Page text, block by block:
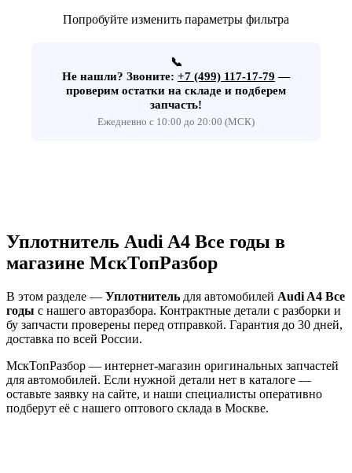
Попробуйте изменить параметры фильтра
📞
Не нашли? Звоните: +7 (499) 117-17-79 —
проверим остатки на складе и подберем
запчасть!
Ежедневно с 10:00 до 20:00 (МСК)
Уплотнитель Audi A4 Все годы в
магазине МскТопРазбор
В этом разделе — Уплотнитель для автомобилей Audi A4 Все
годы с нашего авторазбора. Контрактные детали с разборки и
бу запчасти проверены перед отправкой. Гарантия до 30 дней,
доставка по всей России.
МскТопРазбор — интернет-магазин оригинальных запчастей
для автомобилей. Если нужной детали нет в каталоге —
оставьте заявку на сайте, и наши специалисты оперативно
подберут её с нашего оптового склада в Москве.